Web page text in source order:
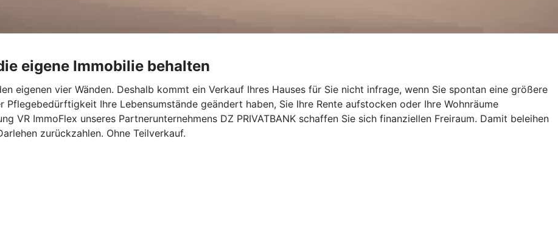
eigene Immobilie behalten
eigenen vier Wänden. Deshalb kommt ein Verkauf Ihres Hauses für Sie nicht infrage, wenn Sie spontan eine größere
Ihre Lebensumstände geändert haben, Sie Ihre Rente aufstocken oder Ihre Wohnräume
VR ImmoFlex unseres Partnerunternehmens DZ PRIVATBANK schaffen Sie sich finanziellen Freiraum. Damit beleihen
zurückzahlen. Ohne Teilverkauf.